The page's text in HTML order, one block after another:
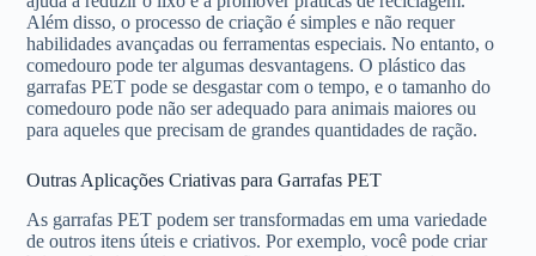
Além disso, o processo de criação é simples e não requer
habilidades avançadas ou ferramentas especiais. No entanto, o
comedouro pode ter algumas desvantagens. O plástico das
garrafas PET pode se desgastar com o tempo, e o tamanho do
comedouro pode não ser adequado para animais maiores ou
para aqueles que precisam de grandes quantidades de ração.
Outras Aplicações Criativas para Garrafas PET
As garrafas PET podem ser transformadas em uma variedade
de outros itens úteis e criativos. Por exemplo, você pode criar